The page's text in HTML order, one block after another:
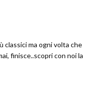
classici ma ogni volta che
finisce..scopri con noi la